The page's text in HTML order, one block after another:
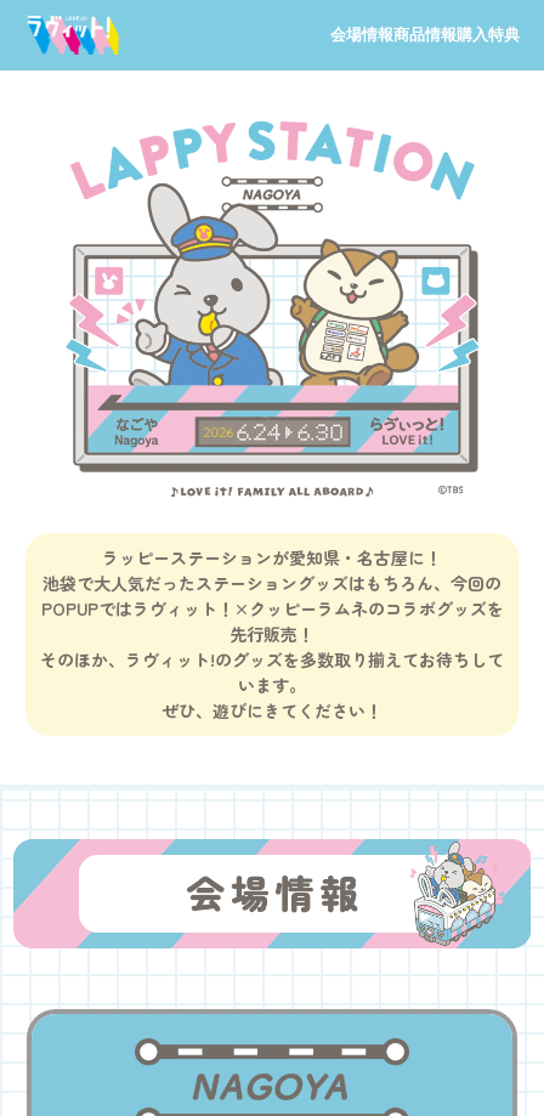
会場情報商品情報購入特典
ラッピーステーションが愛知県・名古屋に！
池袋で大人気だったステーショングッズはもちろん、今回の
POPUPではラヴィット！×クッピーラムネのコラボグッズを
先行販売！
そのほか、ラヴィット!のグッズを多数取り揃えてお待ちして
います。
ぜひ、遊びにきてください！
会場情報